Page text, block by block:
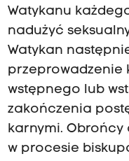
Watykanu
nadużyć
Watykan
przeprowadzenie
wstępnego lub
zakończenia
karnymi. Obrońcy
w procesie